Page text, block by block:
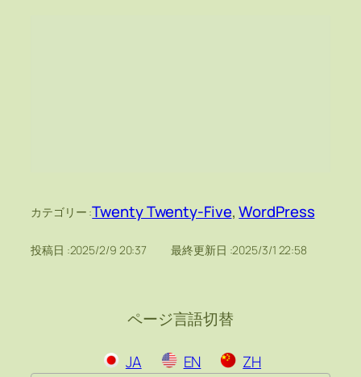
カテゴリー :Twenty Twenty-Five, WordPress
投稿日 :2025/2/9 20:37 最終更新日 :2025/3/1 22:58
ページ言語切替
EN
JA
ZH